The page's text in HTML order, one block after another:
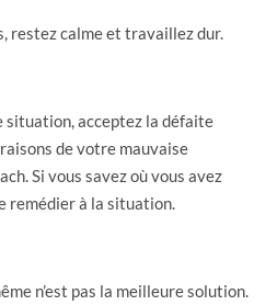
restez calme et travaillez dur.
acceptez la défaite
de votre mauvaise
Si vous savez où vous avez
remédier à la situation.
n’est pas la meilleure solution.